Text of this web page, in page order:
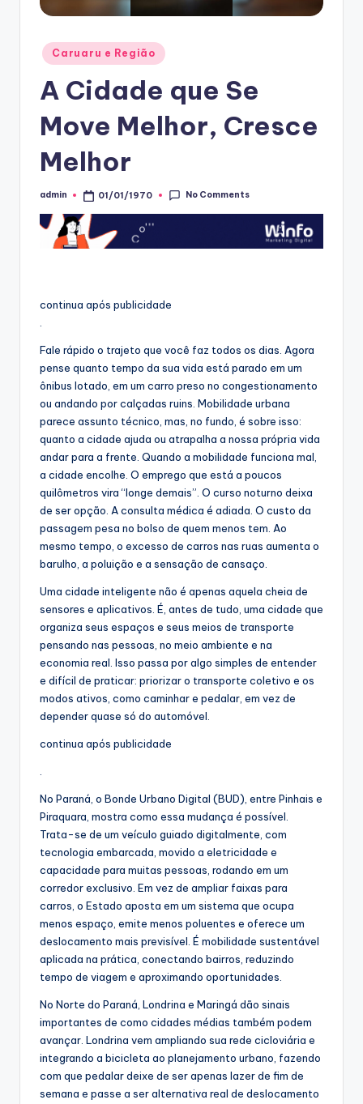
Posted
in
Caruaru e Região
A Cidade que Se
Move Melhor, Cresce
Melhor
Posted
admin 01/01/1970 No Comments
continua após publicidade
.
Fale rápido o trajeto que você faz todos os dias. Agora
pense quanto tempo da sua vida está parado em um
ônibus lotado, em um carro preso no congestionamento
ou andando por calçadas ruins. Mobilidade urbana
parece assunto técnico, mas, no fundo, é sobre isso:
quanto a cidade ajuda ou atrapalha a nossa própria vida
andar para a frente. Quando a mobilidade funciona mal,
a cidade encolhe. O emprego que está a poucos
quilômetros vira “longe demais”. O curso noturno deixa
de ser opção. A consulta médica é adiada. O custo da
passagem pesa no bolso de quem menos tem. Ao
mesmo tempo, o excesso de carros nas ruas aumenta o
barulho, a poluição e a sensação de cansaço.
Uma cidade inteligente não é apenas aquela cheia de
sensores e aplicativos. É, antes de tudo, uma cidade que
organiza seus espaços e seus meios de transporte
pensando nas pessoas, no meio ambiente e na
economia real. Isso passa por algo simples de entender
e difícil de praticar: priorizar o transporte coletivo e os
modos ativos, como caminhar e pedalar, em vez de
depender quase só do automóvel.
continua após publicidade
.
No Paraná, o Bonde Urbano Digital (BUD), entre Pinhais e
Piraquara, mostra como essa mudança é possível.
Trata-se de um veículo guiado digitalmente, com
tecnologia embarcada, movido a eletricidade e
capacidade para muitas pessoas, rodando em um
corredor exclusivo. Em vez de ampliar faixas para
carros, o Estado aposta em um sistema que ocupa
menos espaço, emite menos poluentes e oferece um
deslocamento mais previsível. É mobilidade sustentável
aplicada na prática, conectando bairros, reduzindo
tempo de viagem e aproximando oportunidades.
No Norte do Paraná, Londrina e Maringá dão sinais
importantes de como cidades médias também podem
avançar. Londrina vem ampliando sua rede cicloviária e
integrando a bicicleta ao planejamento urbano, fazendo
com que pedalar deixe de ser apenas lazer de fim de
semana e passe a ser alternativa real de deslocamento